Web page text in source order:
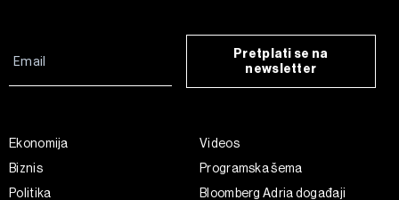
Pretplati se na
newsletter
Ekonomija
Biznis
Politika
Videos
Programska šema
Bloomberg Adria događaji